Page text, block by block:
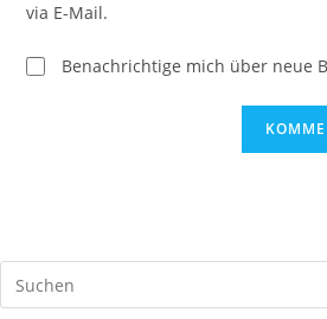
via E-Mail.
Benachrichtige mich über neue